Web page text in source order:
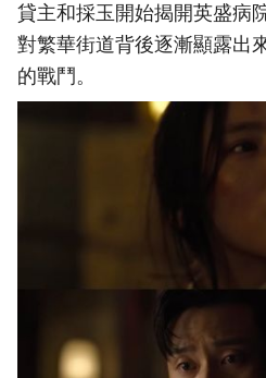
貸主和採玉開始揭開英盛病
對繁華街道背後逐漸顯露出
的戰鬥。